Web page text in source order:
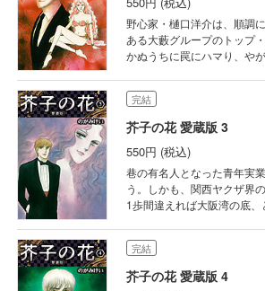
野心家・樋口洋介は、順調
ある大藪グループのトップ
かぬうちに罠にハマり、や
ト・Ａ」 ・VOL.11「蛇の一
完結
芥子の花 愛蔵版 3
550円 (税込)
巷の有名人となった青年実
う。しかも、関西ヤクザ界
1歩間違えれば大阪湾の底
VOL.16「夢の崩壊」 ・
完結
芥子の花 愛蔵版 4